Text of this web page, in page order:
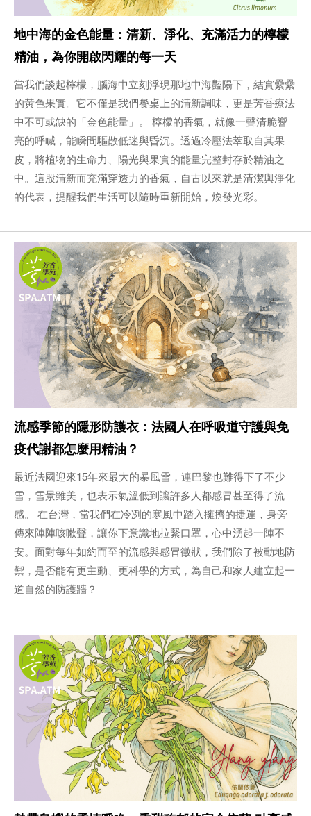
地中海的金色能量：清新、淨化、充滿活力的檸檬
精油，為你開啟閃耀的每一天
當我們談起檸檬，腦海中立刻浮現那地中海豔陽下，結實纍纍
的黃色果實。它不僅是我們餐桌上的清新調味，更是芳香療法
中不可或缺的「金色能量」。 檸檬的香氣，就像一聲清脆響
亮的呼喊，能瞬間驅散低迷與昏沉。透過冷壓法萃取自其果
皮，將植物的生命力、陽光與果實的能量完整封存於精油之
中。這股清新而充滿穿透力的香氣，自古以來就是清潔與淨化
的代表，提醒我們生活可以隨時重新開始，煥發光彩。
流感季節的隱形防護衣：法國人在呼吸道守護與免
疫代謝都怎麼用精油？
最近法國迎來15年來最大的暴風雪，連巴黎也難得下了不少
雪，雪景雖美，也表示氣溫低到讓許多人都感冒甚至得了流
感。 在台灣，當我們在冷冽的寒風中踏入擁擠的捷運，身旁
傳來陣陣咳嗽聲，讓你下意識地拉緊口罩，心中湧起一陣不
安。面對每年如約而至的流感與感冒徵狀，我們除了被動地防
禦，是否能有更主動、更科學的方式，為自己和家人建立起一
道自然的防護牆？